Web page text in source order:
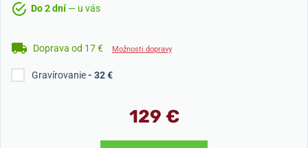
Do 2 dní— u vás
Doprava od 17 € Možnosti dopravy
Gravírovanie- 32 €
129 €